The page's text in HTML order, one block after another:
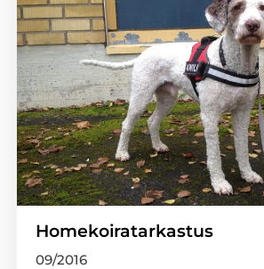
Homekoiratarkastus
09/2016